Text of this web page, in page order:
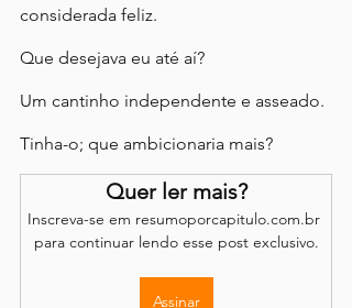
considerada feliz.
Que desejava eu até aí?
Um cantinho independente e asseado.
Tinha-o; que ambicionaria mais?
Quer ler mais?
Inscreva-se em resumoporcapitulo.com.br
para continuar lendo esse post exclusivo.
Assinar